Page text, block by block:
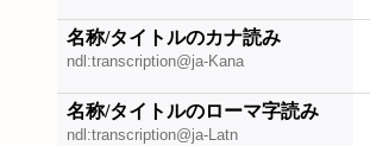
名称/タイトルのカナ読み
ndl:transcription@ja-Kana
名称/タイトルのローマ字読み
ndl:transcription@ja-Latn